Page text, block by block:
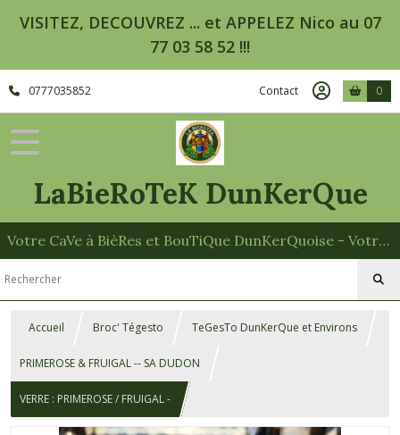
VISITEZ, DECOUVREZ ... et APPELEZ Nico au 07
77 03 58 52 !!!
0777035852 Contact 0
LaBieRoTeK DunKerQue
Votre CaVe à BièRes et BouTiQue DunKerQuoise - Votre Spécialiste des Paniers Garnis
Accueil Broc' Tégesto TeGesTo DunKerQue et Environs
PRIMEROSE & FRUIGAL -- SA DUDON
VERRE : PRIMEROSE / FRUIGAL -